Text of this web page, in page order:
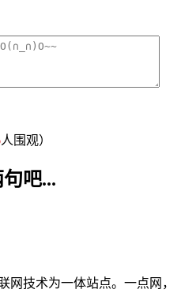
人围观）
吧...
网技术为一体站点。一点网，